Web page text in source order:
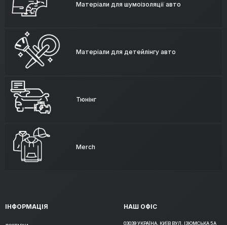
Матеріали для шумоізоляції авто
Матеріали для детейлінгу авто
Тюнінг
Merch
ІНФОРМАЦІЯ НАШ ОФІС
03039 УКРАЇНА, КИЇВ ВУЛ. ІЗЮМСЬКА 5А